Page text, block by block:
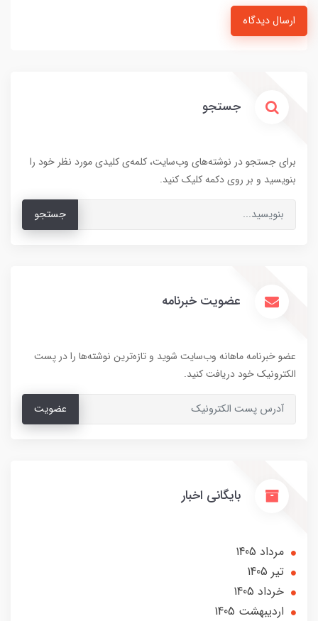
ارسال دیدگاه
جستجو
برای جستجو در نوشته‌های وب‌سایت، کلمه‌ی کلیدی مورد نظر خود را
بنویسید و بر روی دکمه کلیک کنید.
جستجو
عضویت خبرنامه
عضو خبرنامه ماهانه وب‌سایت شوید و تازه‌ترین نوشته‌ها را در پست
الکترونیک خود دریافت کنید.
عضویت
بایگانی اخبار
مرداد 1405
تير 1405
خرداد 1405
ارديبهشت 1405